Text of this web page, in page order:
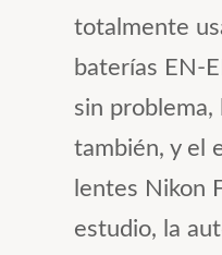
totalmente
baterías EN-
sin problema,
también, y el
lentes Nikon
estudio, la